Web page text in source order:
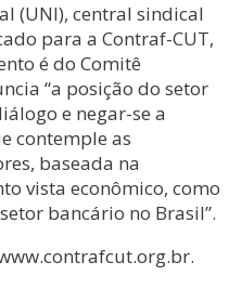
(UNI), central sindical
para a Contraf-CUT,
é do Comitê
“a posição do setor
e negar-se a
contemple as
baseada na
vista econômico, como
bancário no Brasil”.